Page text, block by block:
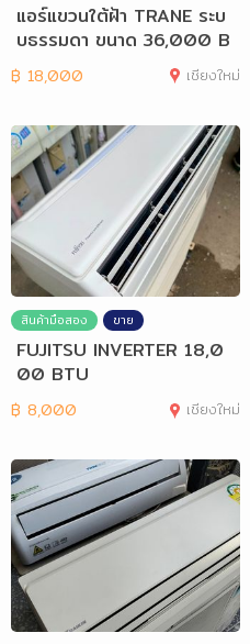
แอร์แขวนใต้ฝ้า TRANE ระบ
บธรรมดา ขนาด 36,000 B
TU.
฿ 18,000 เชียงใหม่
สินค้ามือสอง ขาย
FUJITSU INVERTER 18,0
00 BTU
฿ 8,000 เชียงใหม่